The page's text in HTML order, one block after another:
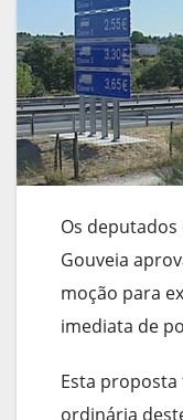
Os
Gouveia
moção para
imediata de
Esta
ordinária